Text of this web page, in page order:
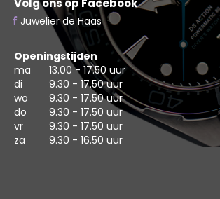
Volg ons op Facebook
Juwelier de Haas
Openingstijden
ma
13.00 - 17.50 uur
di
9.30 - 17.50 uur
wo
9.30 - 17.50 uur
do
9.30 - 17.50 uur
vr
9.30 - 17.50 uur
za
9.30 - 16.50 uur